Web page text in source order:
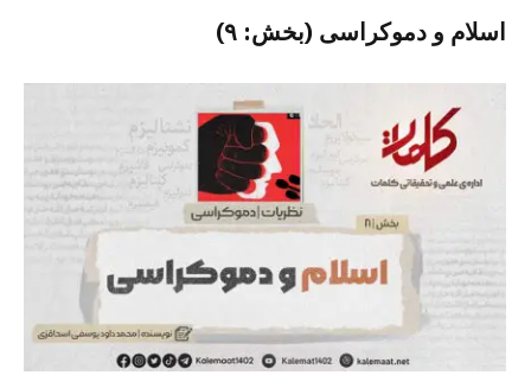
اسلام و دموکراسی (بخش: ۹)